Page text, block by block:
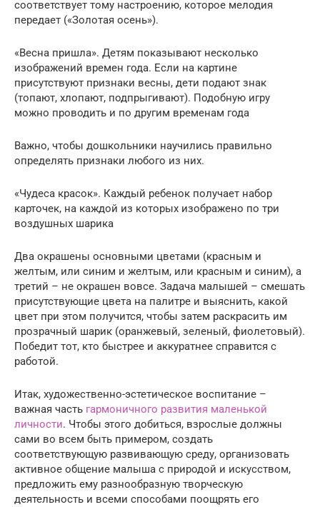
соответствует тому настроению, которое мелодия
передает («Золотая осень»).
«Весна пришла». Детям показывают несколько
изображений времен года. Если на картине
присутствуют признаки весны, дети подают знак
(топают, хлопают, подпрыгивают). Подобную игру
можно проводить и по другим временам года
Важно, чтобы дошкольники научились правильно
определять признаки любого из них.
«Чудеса красок». Каждый ребенок получает набор
карточек, на каждой из которых изображено по три
воздушных шарика
Два окрашены основными цветами (красным и
желтым, или синим и желтым, или красным и синим), а
третий – не окрашен вовсе. Задача малышей – смешать
присутствующие цвета на палитре и выяснить, какой
цвет при этом получится, чтобы затем раскрасить им
прозрачный шарик (оранжевый, зеленый, фиолетовый).
Победит тот, кто быстрее и аккуратнее справится с
работой.
Итак, художественно-эстетическое воспитание –
важная часть гармоничного развития маленькой
личности. Чтобы этого добиться, взрослые должны
сами во всем быть примером, создать
соответствующую развивающую среду, организовать
активное общение малыша с природой и искусством,
предложить ему разнообразную творческую
деятельность и всеми способами поощрять его